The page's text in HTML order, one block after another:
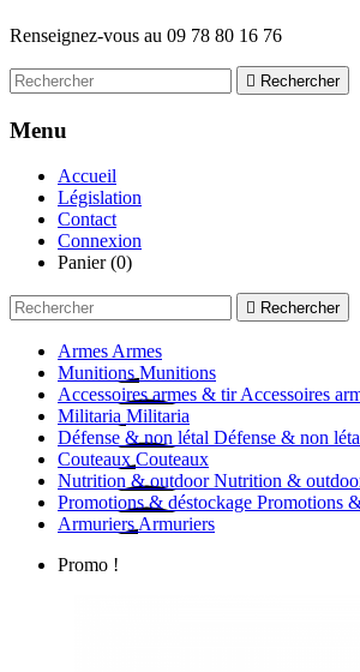
Renseignez-vous au 09 78 80 16 76
 Rechercher
Menu
Accueil
Législation
Contact
Connexion
Panier (0)
 Rechercher
Armes Armes
Munitions Munitions
Accessoires armes & tir Accessoires
Militaria Militaria
Défense & non létal Défense & non
Couteaux Couteaux
Nutrition & outdoor Nutrition &
Promotions & déstockage Promotions
Armuriers Armuriers
Promo !